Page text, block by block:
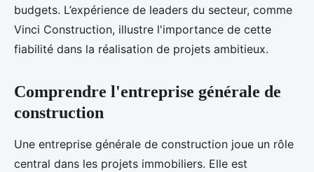
budgets. L’expérience de leaders du secteur, comme
Vinci Construction, illustre l'importance de cette
fiabilité dans la réalisation de projets ambitieux.
Comprendre l'entreprise générale de
construction
Une entreprise générale de construction joue un rôle
central dans les projets immobiliers. Elle est